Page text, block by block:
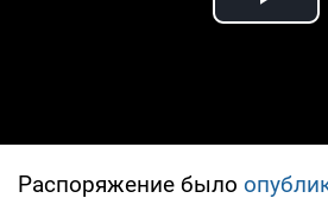
Распоряжение было